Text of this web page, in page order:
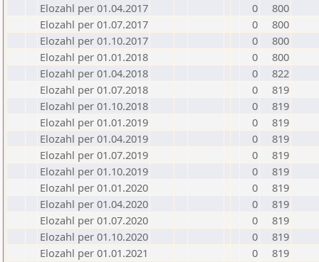
Elozahl per 01.04.2017
0
800
Elozahl per 01.07.2017
0
800
Elozahl per 01.10.2017
0
800
Elozahl per 01.01.2018
0
800
Elozahl per 01.04.2018
0
822
Elozahl per 01.07.2018
0
819
Elozahl per 01.10.2018
0
819
Elozahl per 01.01.2019
0
819
Elozahl per 01.04.2019
0
819
Elozahl per 01.07.2019
0
819
Elozahl per 01.10.2019
0
819
Elozahl per 01.01.2020
0
819
Elozahl per 01.04.2020
0
819
Elozahl per 01.07.2020
0
819
Elozahl per 01.10.2020
0
819
Elozahl per 01.01.2021
0
819